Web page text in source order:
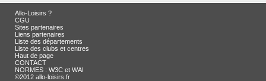
Allo-Loisirs ?
CGU
Sites partenaires
Liens partenaires
Liste des départements
Liste des clubs et centres
Haut de page
CONTACT
NORMES : W3C et WAI
©2012 allo-loisirs.fr